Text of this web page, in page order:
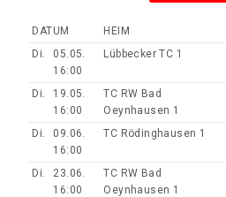
DATUM HEIM
Di.
05.05.
16:00
Lübbecker TC 1
Di.
19.05.
16:00
TC RW Bad
Oeynhausen 1
Di.
09.06.
16:00
TC Rödinghausen 1
Di.
23.06.
16:00
TC RW Bad
Oeynhausen 1